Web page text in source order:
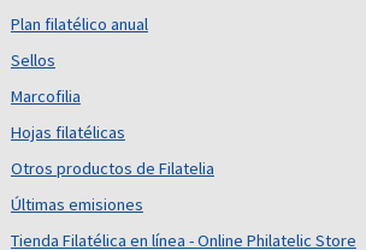
Plan filatélico anual
Sellos
Marcofilia
Hojas filatélicas
Otros productos de Filatelia
Últimas emisiones
Tienda Filatélica en línea - Online Philatelic Store